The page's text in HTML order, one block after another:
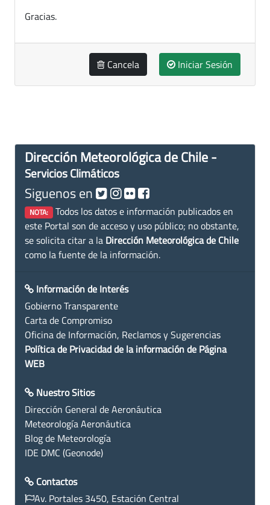
Gracias.
Cancela Iniciar Sesión
Dirección Meteorológica de Chile -
Servicios Climáticos
Siguenos en
NOTA: Todos los datos e información publicados en
este Portal son de acceso y uso público; no obstante,
se solicita citar a la Dirección Meteorológica de Chile
como la fuente de la información.
Información de Interés
Gobierno Transparente
Carta de Compromiso
Oficina de Información, Reclamos y Sugerencias
Política de Privacidad de la información de Página
WEB
Nuestro Sitios
Dirección General de Aeronáutica
Meteorología Aeronáutica
Blog de Meteorología
IDE DMC (Geonode)
Contactos
Av. Portales 3450, Estación Central